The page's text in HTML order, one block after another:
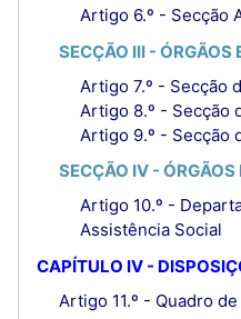
Artigo 6.º - Secção
SECÇÃO III - ÓRGÃOS
Artigo 7.º - Secção
Artigo 8.º - Secção
Artigo 9.º - Secção
SECÇÃO IV - ÓRGÃOS
Artigo 10.º -
Assistência Social
CAPÍTULO IV -
Artigo 11.º - Quadro